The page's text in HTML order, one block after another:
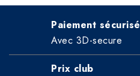
Paiement sécurisé
Avec 3D-secure
Prix club